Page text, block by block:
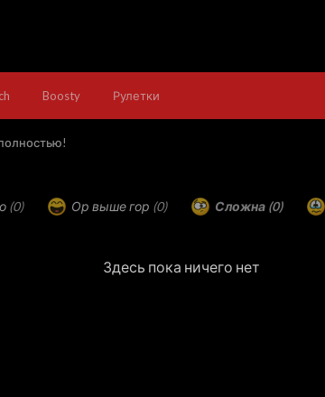
Boosty Рулетки
(0) Ор выше гор (0) Сложна (0)
Здесь пока ничего нет